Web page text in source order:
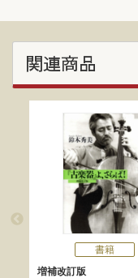
関連商品
書籍
増補改訂版